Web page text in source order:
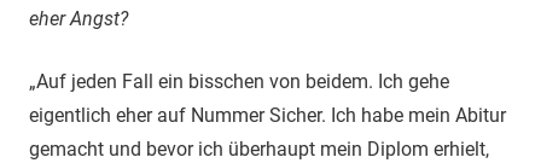
eher Angst?
„Auf jeden Fall ein bisschen von beidem. Ich gehe
eigentlich eher auf Nummer Sicher. Ich habe mein Abitur
gemacht und bevor ich überhaupt mein Diplom erhielt,